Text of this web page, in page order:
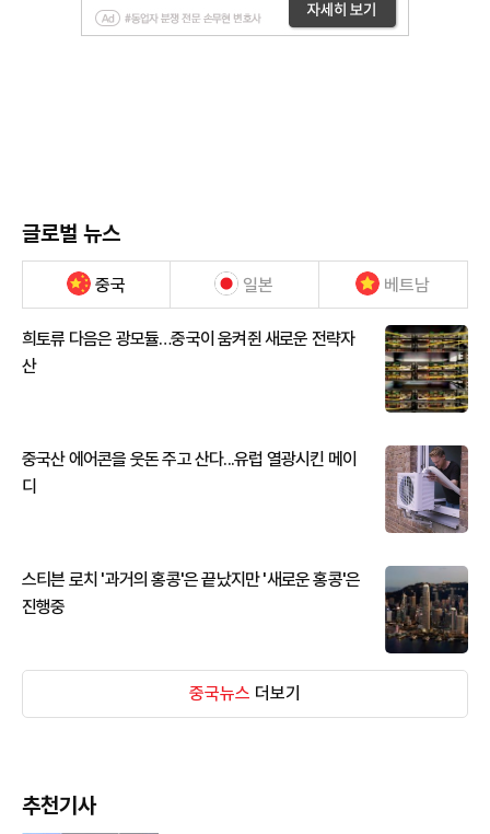
글로벌 뉴스
중국 일본 베트남
희토류 다음은 광모듈…중국이 움켜쥔 새로운 전략자
산
중국산 에어콘을 웃돈 주고 산다...유럽 열광시킨 메이
디
스티븐 로치 '과거의 홍콩'은 끝났지만 '새로운 홍콩'은
진행중
중국뉴스 더보기
추천기사